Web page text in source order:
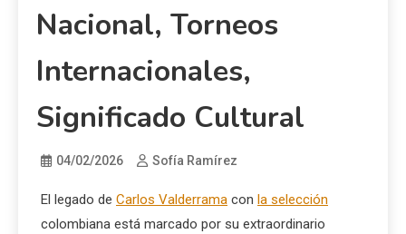
Nacional, Torneos
Internacionales,
Significado Cultural
04/02/2026 Sofía Ramírez
El legado de Carlos Valderrama con la selección
colombiana está marcado por su extraordinario